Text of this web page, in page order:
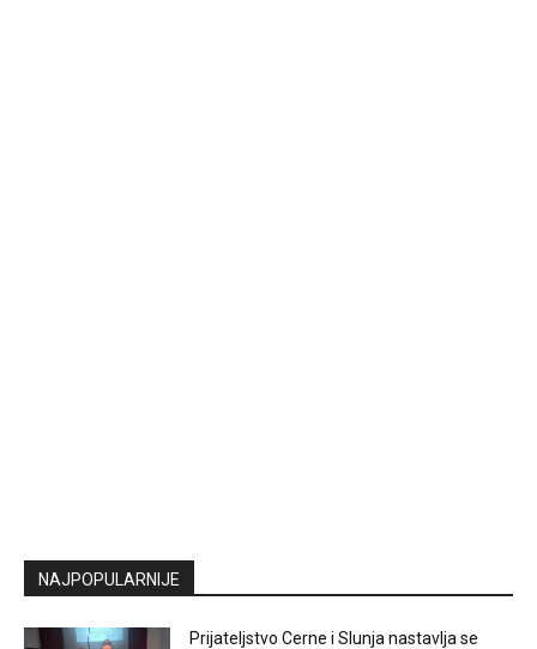
NAJPOPULARNIJE
Prijateljstvo Cerne i Slunja nastavlja se